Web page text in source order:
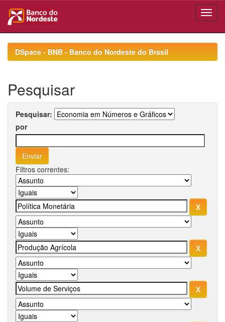
navigationDSpace - BNB - Banco do Nordeste do Brasil
Pesquisar
Pesquisar:
por
Filtros correntes: